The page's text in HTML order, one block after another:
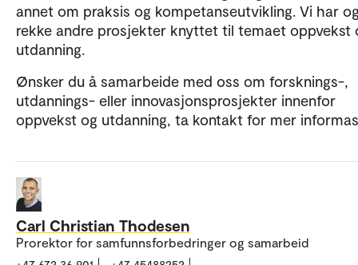
annet om praksis og kompetanseutvikling. Vi har
rekke andre prosjekter knyttet til temaet oppvekst
utdanning.
Ønsker du å samarbeide med oss om forsknings-,
utdannings- eller innovasjonsprosjekter innenfor
oppvekst og utdanning, ta kontakt for mer
Carl Christian Thodesen
Prorektor for samfunnsforbedringer og samarbeid